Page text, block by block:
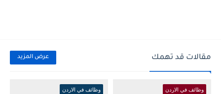
مقالات قد تهمك عرض المزيد
وظائف في الاردن وظائف في الاردن